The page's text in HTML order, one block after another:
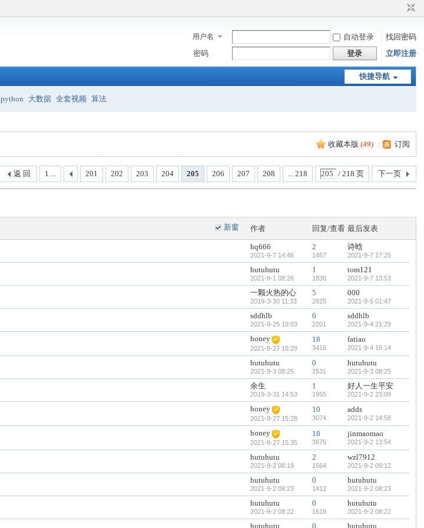
用户名 自动登录
找回密码
密码
登录 立即注册
快捷导航
python 大数据 全套视频 算法
收藏本版 (49) | 订阅
1 ... 201 202 203 204 205 206 207 208 ... 218 / 218 页 下一页
返 回
新窗 作者 回复/查看 最后发表
hq666
2021-9-7 14:46
2
1457
诗晗
2021-9-7 17:25
hutuhutu
2021-9-1 08:26
1
1836
tom121
2021-9-7 13:53
一颗火热的心
2019-3-30 11:33
5
2825
000
2021-9-5 01:47
sddhlb
2021-8-25 19:03
6
2201
sddhlb
2021-9-4 21:29
honey
2021-8-27 15:29
18
3416
fatiao
2021-9-4 16:14
hutuhutu
2021-9-3 08:25
0
1531
hutuhutu
2021-9-3 08:25
余生
2019-3-31 14:53
1
1955
好人一生平安
2021-9-2 23:09
honey
2021-8-27 15:28
10
3074
adds
2021-9-2 14:58
honey
2021-8-27 15:35
18
3675
jinmaomao
2021-9-2 13:54
hutuhutu
2021-9-2 08:19
2
1564
wzl7912
2021-9-2 09:12
hutuhutu
2021-9-2 08:23
0
1412
hutuhutu
2021-9-2 08:23
hutuhutu
2021-9-2 08:22
0
1618
hutuhutu
2021-9-2 08:22
hutuhutu 0 hutuhutu